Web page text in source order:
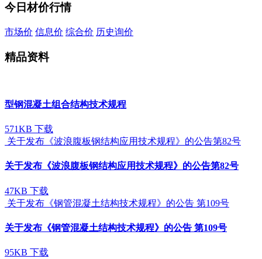
今日材价行情
市场价 信息价 综合价 历史询价
精品资料
型钢混凝土组合结构技术规程
571KB 下载
关于发布《波浪腹板钢结构应用技术规程》的公告第82号
关于发布《波浪腹板钢结构应用技术规程》的公告第82号
47KB 下载
关于发布《钢管混凝土结构技术规程》的公告 第109号
关于发布《钢管混凝土结构技术规程》的公告 第109号
95KB 下载